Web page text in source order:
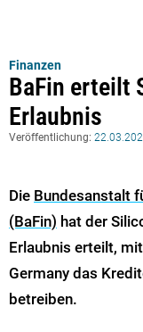
Finanzen
BaFin erteilt
Erlaubnis
Veröffentlichung:
Die Bundesanstalt
(BaFin) hat der
Erlaubnis erteilt,
Germany das
betreiben.